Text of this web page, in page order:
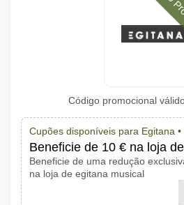
Código promocional
Cupões disponíveis para Egitana •
Beneficie de 10 € na loja
Beneficie de uma redução
na loja de egitana musical